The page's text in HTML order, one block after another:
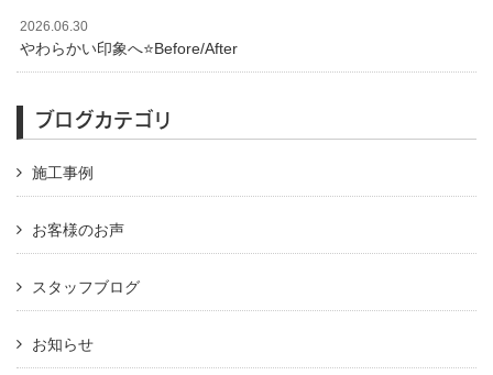
2026.06.30
やわらかい印象へ⭐️Before/After
ブログカテゴリ
施工事例
お客様のお声
スタッフブログ
お知らせ